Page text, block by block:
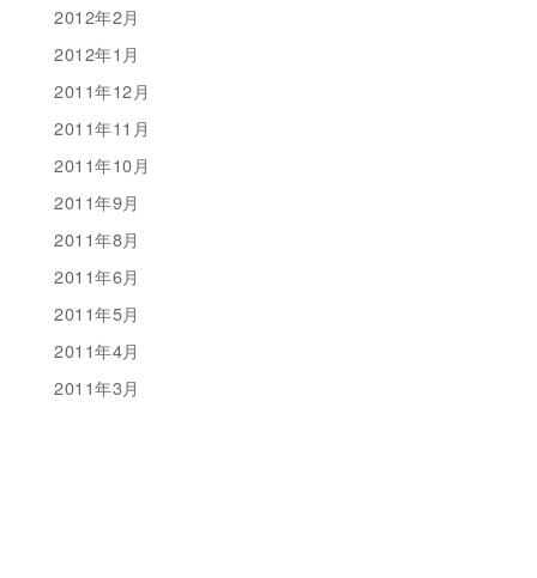
2012年2月
2012年1月
2011年12月
2011年11月
2011年10月
2011年9月
2011年8月
2011年6月
2011年5月
2011年4月
2011年3月